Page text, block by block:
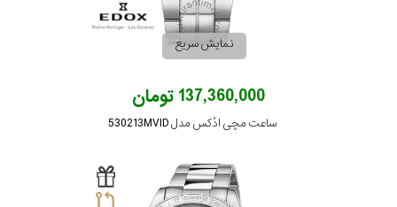
نمایش سریع
137,360,000 تومان
ساعت مچی ادُکس مدل 530213MVID